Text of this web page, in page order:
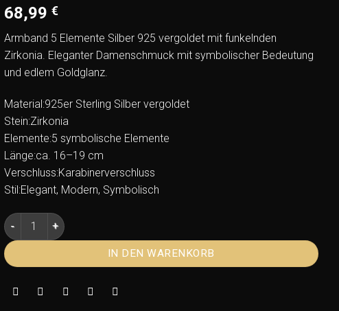
68,99 €
Armband 5 Elemente Silber 925 vergoldet mit funkelnden
Zirkonia. Eleganter Damenschmuck mit symbolischer Bedeutung
und edlem Goldglanz.
Material:925er Sterling Silber vergoldet
Stein:Zirkonia
Elemente:5 symbolische Elemente
Länge:ca. 16–19 cm
Verschluss:Karabinerverschluss
Stil:Elegant, Modern, Symbolisch
Armband 5 Elemente Silber 925 vergoldet mit Zirkonia Menge
IN DEN WARENKORB